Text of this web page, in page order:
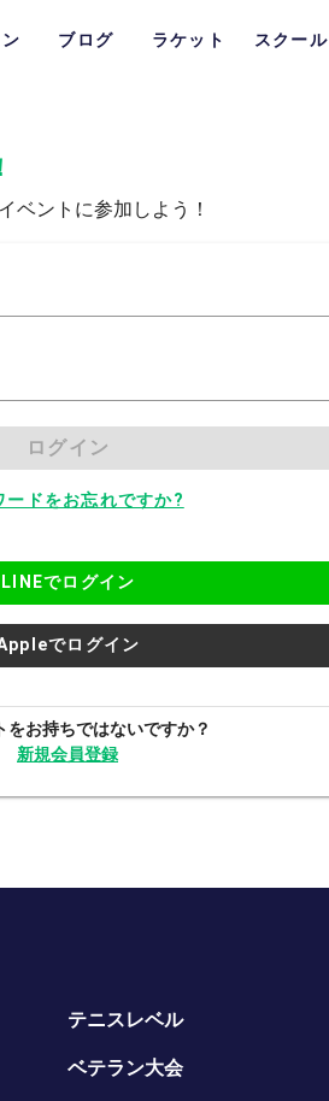
ブログ ラケット スクール
ベントに参加しよう！
ログイン
ードをお忘れですか?
LINEでログイン
でログイン
をお持ちではないですか？
新規会員登録
テニスレベル
ベテラン大会